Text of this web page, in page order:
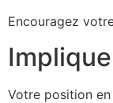
Encouragez
Votre position